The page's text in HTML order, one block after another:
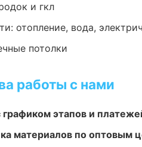
и гкл
отопление, вода,
потолки
работы с нами
этапов и
материалов по оптовым